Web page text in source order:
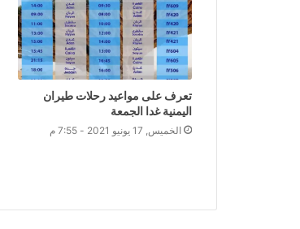
تعرف على مواعيد رحلات طيران
اليمنية غدا الجمعة
الخميس, 17 يونيو 2021 - 7:55 م